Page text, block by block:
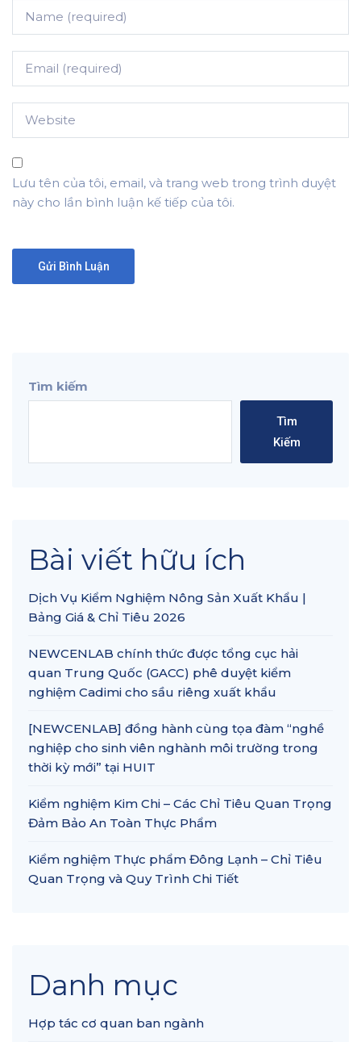
Lưu tên của tôi, email, và trang web trong trình duyệt
này cho lần bình luận kế tiếp của tôi.
Tìm kiếm
Tìm
Kiếm
Bài viết hữu ích
Dịch Vụ Kiểm Nghiệm Nông Sản Xuất Khẩu |
Bảng Giá & Chỉ Tiêu 2026
NEWCENLAB chính thức được tổng cục hải
quan Trung Quốc (GACC) phê duyệt kiểm
nghiệm Cadimi cho sầu riêng xuất khẩu
[NEWCENLAB] đồng hành cùng tọa đàm “nghề
nghiệp cho sinh viên nghành môi trường trong
thời kỳ mới” tại HUIT
Kiểm nghiệm Kim Chi – Các Chỉ Tiêu Quan Trọng
Đảm Bảo An Toàn Thực Phẩm
Kiểm nghiệm Thực phẩm Đông Lạnh – Chỉ Tiêu
Quan Trọng và Quy Trình Chi Tiết
Danh mục
Hợp tác cơ quan ban ngành